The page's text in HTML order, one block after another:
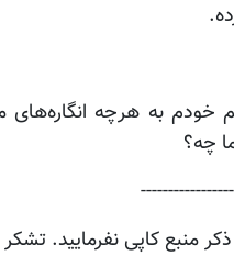
به هرچه انگاره‌های
چه؟
منبع کاپی نفرمایید. تشکر